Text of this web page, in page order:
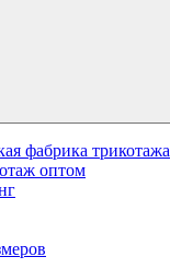
фабрика трикотажа
оптом